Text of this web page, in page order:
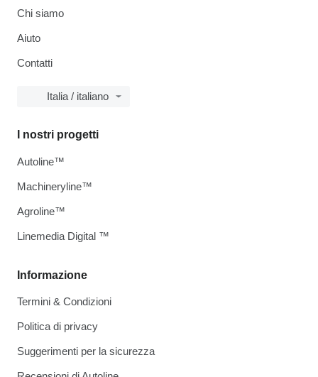
Chi siamo
Aiuto
Contatti
Italia / italiano
Informazione
Termini & Condizioni
Politica di privacy
Suggerimenti per la sicurezza
I nostri progetti
Autoline™
Machineryline™
Agroline™
Linemedia Digital ™